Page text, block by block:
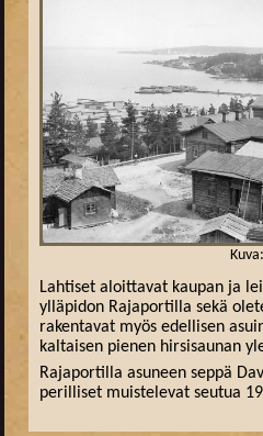
Lahtiset aloittavat kaupan ja
ylläpidon Rajaportilla sekä
rakentavat myös edellisen
kaltaisen pienen hirsisaunan
Rajaportilla asuneen seppä
perilliset muistelevat seutua